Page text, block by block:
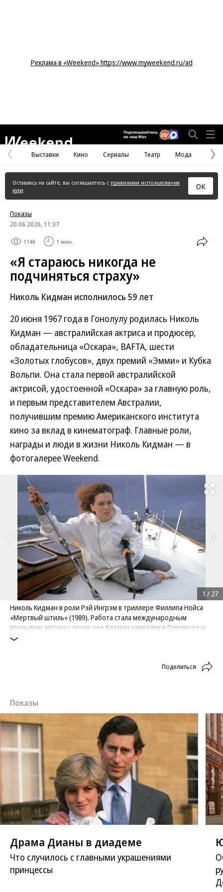
Реклама в «Weekend» https://www.myweekend.ru/ad
Предыдущая
страница
Выставки Кино Сериалы Театр Мода
Оставаясь на сайте, вы соглашаетесь с правилами использования
куки
ОК
Показы
20.06.2026, 11:37
114K 1 мин.
«Я стараюсь никогда не
подчиняться страху»
Николь Кидман исполнилось 59 лет
20 июня 1967 года в Гонолулу родилась Николь
Кидман — австралийская актриса и продюсер,
обладательница «Оскара», BAFTA, шести
«Золотых глобусов», двух премий «Эмми» и Кубка
Вольпи. Она стала первой австралийской
актрисой, удостоенной «Оскара» за главную роль,
и первым представителем Австралии,
получившим премию Американского института
кино за вклад в кинематограф. Главные роли,
награды и люди в жизни Николь Кидман — в
фотогалерее Weekend.
Развернуть
Николь Кидман в роли Рэй Ингрэм в триллере Филлипа Нойса
«Мертвый штиль» (1989). Работа стала международным
прорывом актрисы: после нее Кидман заметили в Голливуде и
пригласили в фильм «Дни грома» (1990)
1 / 27
Поделиться
Показы
Драма Дианы в диадеме
Что случилось с главными украшениями
принцессы